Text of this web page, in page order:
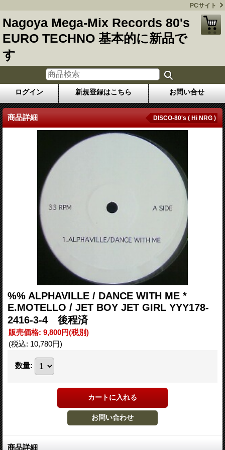
PCサイト
Nagoya Mega-Mix Records 80's
EURO TECHNO 基本的に新品で
す
ログイン 新規登録はこちら お問い合せ
商品詳細 DISCO-80's ( Hi NRG )
%% ALPHAVILLE / DANCE WITH ME *
E.MOTELLO / JET BOY JET GIRL YYY178-
2416-3-4 後程済
販売価格: 9,800円(税別)
(税込: 10,780円)
数量:
商品詳細